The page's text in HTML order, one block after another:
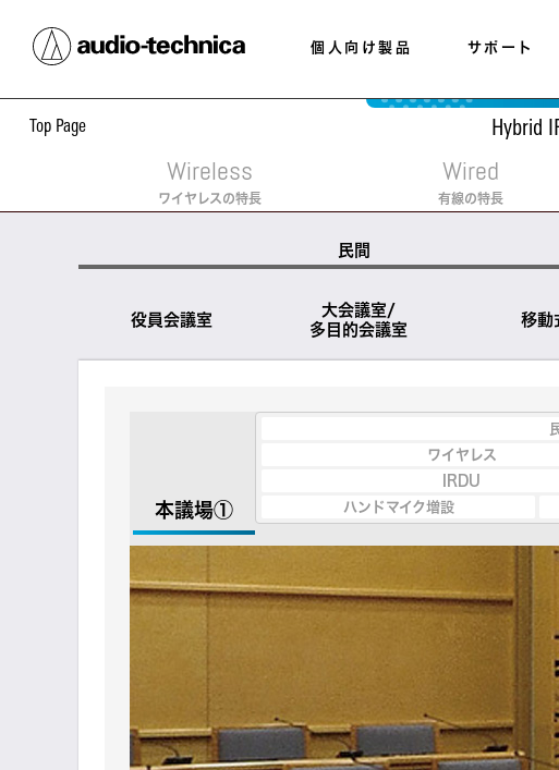
個人向け製品 サポート
Hybrid
Top Page
Wireless
ワイヤレスの特長
Wired
有線の特長
民間
役員会議室
大会議室/
多目的会議室
移動
本議場①
ワイヤレス
IRDU
ハンドマイク増設